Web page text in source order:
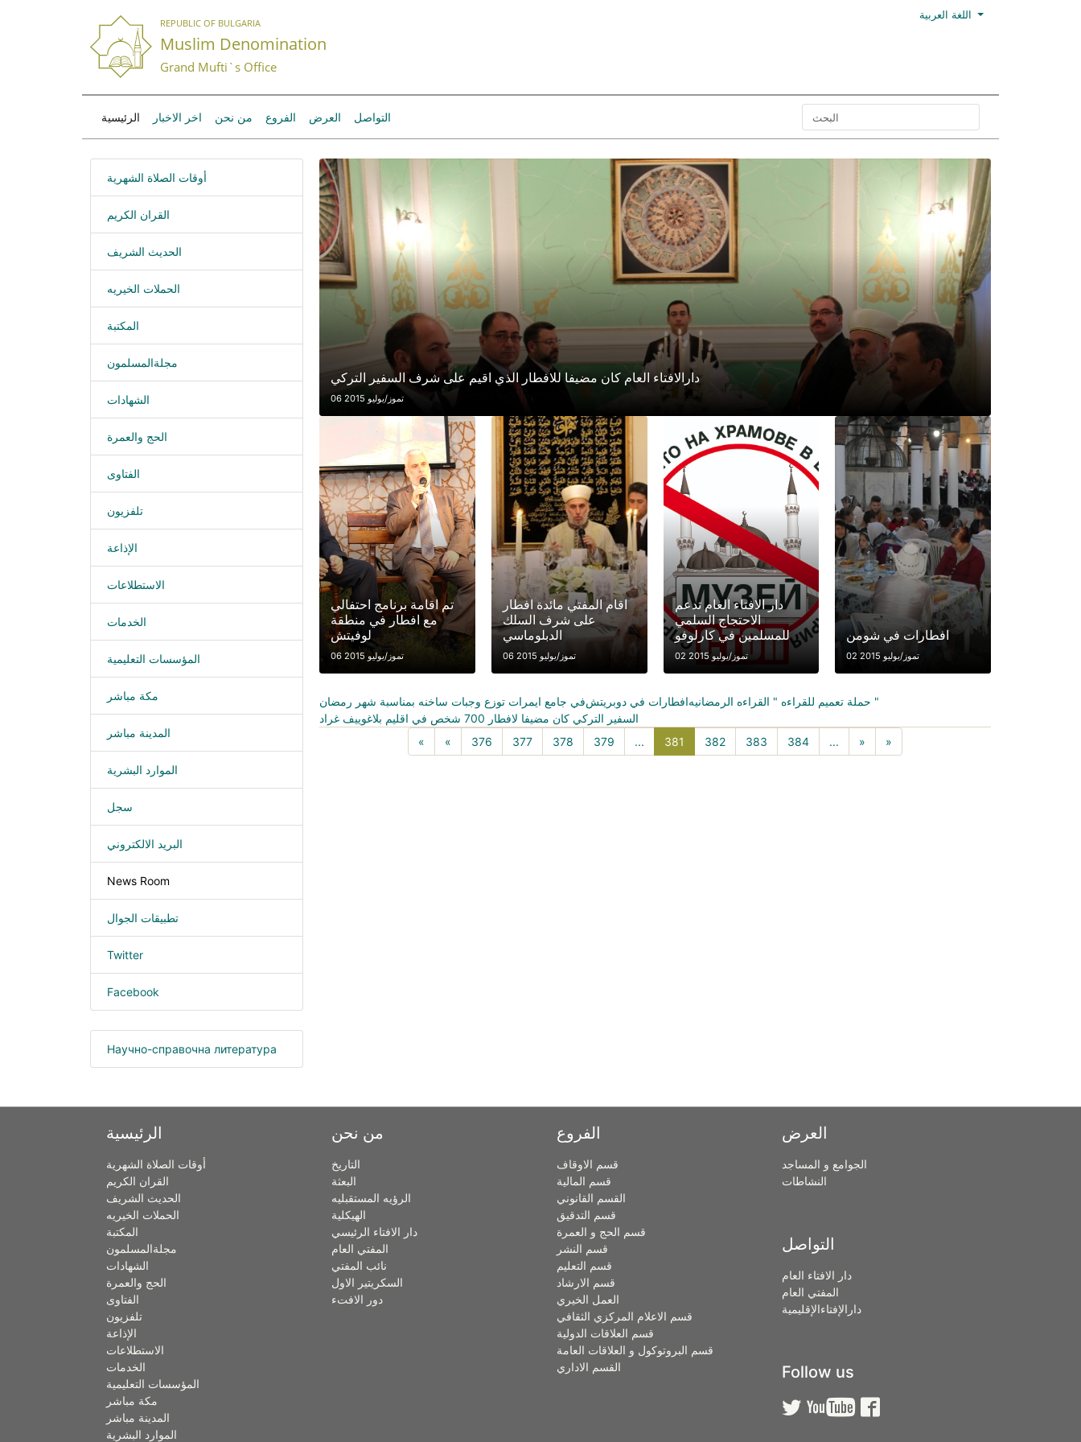
REPUBLIC OF BULGARIA
Muslim Denomination
Grand Mufti`s Office
اللغة العربية
الرئيسية اخر الاخبار من نحن الفروع العرض التواصل
أوقات الصلاة الشهرية
القران الكريم
الحديث الشريف
الحملات الخيريه
المكتبة
مجلةالمسلمون
الشهادات
الحج والعمرة
الفتاوى
تلفزيون
الإذاعة
الاستطلاعات
الخدمات
المؤسسات التعليمية
مكة مباشر
المدينة مباشر
الموارد البشرية
سجل
البريد الالكتروني
News Room
تطبيقات الجوال
Twitter
Facebook
Научно-справочна литература
دارالافتاء العام كان مضيفا للافطار الذي اقيم على شرف السفير التركي
06 تموز/يوليو 2015
تم اقامة برنامج احتفالي
مع افطار في منطقة
لوفيتش
06 تموز/يوليو 2015
اقام المفتي مائدة افطار
على شرف السلك
الدبلوماسي
06 تموز/يوليو 2015
دار الافتاء العام تدعم
الاحتجاج السلمي
للمسلمين في كارلوفو
02 تموز/يوليو 2015
افطارات في شومن
02 تموز/يوليو 2015
في جامع ايمرات توزع وجبات ساخنه بمناسبة شهر رمضانافطارات في دوبريتش
حملة تعميم للقراءه " القراءه الرمضانيه "
السفير التركي كان مضيفا لافطار 700 شخص في اقليم بلاغوييف غراد
«
« 376 377 378 379 ... 381 381(current)
382 383 384 ... » »
الرئيسية
أوقات الصلاة الشهرية
القران الكريم
الحديث الشريف
الحملات الخيريه
المكتبة
مجلةالمسلمون
الشهادات
الحج والعمرة
الفتاوى
تلفزيون
الإذاعة
الاستطلاعات
الخدمات
المؤسسات التعليمية
مكة مباشر
المدينة مباشر
الموارد البشرية
من نحن
التاريخ
البعثة
الرؤيه المستقبليه
الهيكلية
دار الافتاء الرئيسي
المفتي العام
نائب المفتي
السكريتير الاول
دور الافتء
الفروع
قسم الاوقاف
قسم المالية
القسم القانوني
قسم التدقيق
قسم الحج و العمرة
قسم النشر
قسم التعليم
قسم الارشاد
العمل الخيري
قسم الاعلام المركزي الثقافي
قسم العلاقات الدولية
قسم البروتوكول و العلاقات العامة
القسم الاداري
العرض
الجوامع و المساجد
النشاطات
التواصل
دار الافتاء العام
المفتي العام
دارالإفتاءالإقليمية
Follow us
  